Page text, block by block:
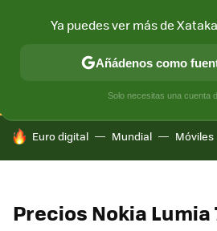
CONECTIVIDAD MÓVIL Y SOCIEDAD
HOY SE HABLA DE
Euro digital Mundial Móviles
Precios Nokia Lumia
Ya puedes ver más de
Añádenos como
Solo necesitas una cuenta